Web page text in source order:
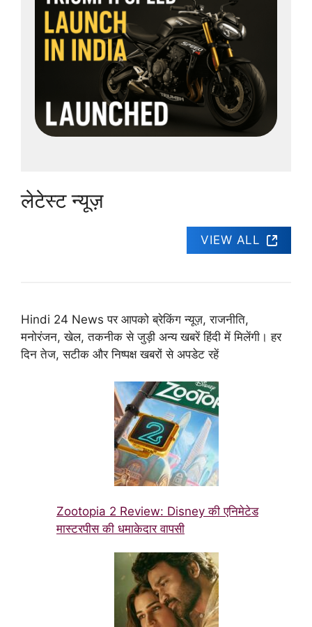
लेटेस्ट न्यूज़
VIEW ALL
Hindi 24 News पर आपको ब्रेकिंग न्यूज़, राजनीति,
मनोरंजन, खेल, तकनीक से जुड़ी अन्य खबरें हिंदी में मिलेंगी। हर
दिन तेज, सटीक और निष्पक्ष खबरों से अपडेट रहें
Zootopia 2 Review: Disney की एनिमेटेड
मास्टरपीस की धमाकेदार वापसी